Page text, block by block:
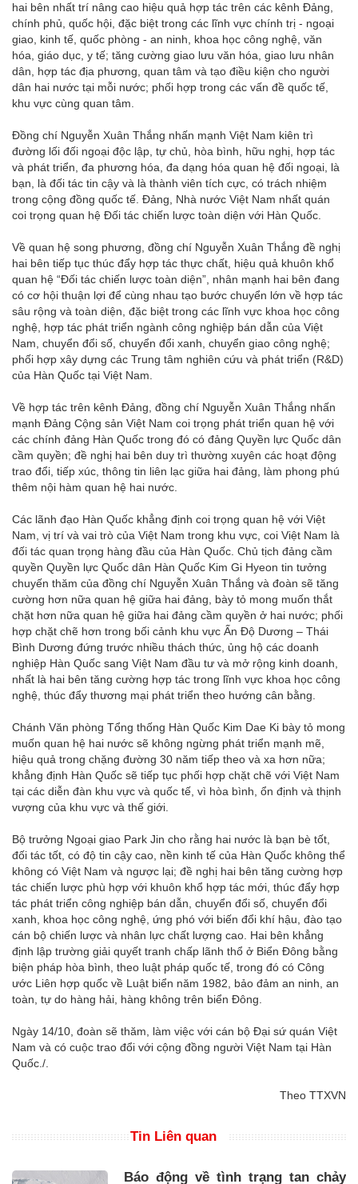
hai bên nhất trí nâng cao hiệu quả hợp tác trên các kênh Đảng,
chính phủ, quốc hội, đặc biệt trong các lĩnh vực chính trị - ngoại
giao, kinh tế, quốc phòng - an ninh, khoa học công nghệ, văn
hóa, giáo dục, y tế; tăng cường giao lưu văn hóa, giao lưu nhân
dân, hợp tác địa phương, quan tâm và tạo điều kiện cho người
dân hai nước tại mỗi nước; phối hợp trong các vấn đề quốc tế,
khu vực cùng quan tâm.
Đồng chí Nguyễn Xuân Thắng nhấn mạnh Việt Nam kiên trì
đường lối đối ngoại độc lập, tự chủ, hòa bình, hữu nghị, hợp tác
và phát triển, đa phương hóa, đa dạng hóa quan hệ đối ngoại, là
bạn, là đối tác tin cậy và là thành viên tích cực, có trách nhiệm
trong cộng đồng quốc tế. Đảng, Nhà nước Việt Nam nhất quán
coi trọng quan hệ Đối tác chiến lược toàn diện với Hàn Quốc.
Về quan hệ song phương, đồng chí Nguyễn Xuân Thắng đề nghị
hai bên tiếp tục thúc đẩy hợp tác thực chất, hiệu quả khuôn khổ
quan hệ “Đối tác chiến lược toàn diện”, nhân mạnh hai bên đang
có cơ hội thuận lợi để cùng nhau tạo bước chuyển lớn về hợp tác
sâu rộng và toàn diện, đặc biệt trong các lĩnh vực khoa học công
nghệ, hợp tác phát triển ngành công nghiệp bán dẫn của Việt
Nam, chuyển đổi số, chuyển đổi xanh, chuyển giao công nghệ;
phối hợp xây dựng các Trung tâm nghiên cứu và phát triển (R&D)
của Hàn Quốc tại Việt Nam.
Về hợp tác trên kênh Đảng, đồng chí Nguyễn Xuân Thắng nhấn
mạnh Đảng Cộng sản Việt Nam coi trọng phát triển quan hệ với
các chính đảng Hàn Quốc trong đó có đảng Quyền lực Quốc dân
cầm quyền; đề nghị hai bên duy trì thường xuyên các hoạt động
trao đổi, tiếp xúc, thông tin liên lạc giữa hai đảng, làm phong phú
thêm nội hàm quan hệ hai nước.
Các lãnh đạo Hàn Quốc khẳng định coi trọng quan hệ với Việt
Nam, vị trí và vai trò của Việt Nam trong khu vực, coi Việt Nam là
đối tác quan trọng hàng đầu của Hàn Quốc. Chủ tịch đảng cầm
quyền Quyền lực Quốc dân Hàn Quốc Kim Gi Hyeon tin tưởng
chuyến thăm của đồng chí Nguyễn Xuân Thắng và đoàn sẽ tăng
cường hơn nữa quan hệ giữa hai đảng, bày tỏ mong muốn thắt
chặt hơn nữa quan hệ giữa hai đảng cầm quyền ở hai nước; phối
hợp chặt chẽ hơn trong bối cảnh khu vực Ấn Độ Dương – Thái
Bình Dương đứng trước nhiều thách thức, ủng hộ các doanh
nghiệp Hàn Quốc sang Việt Nam đầu tư và mở rộng kinh doanh,
nhất là hai bên tăng cường hợp tác trong lĩnh vực khoa học công
nghệ, thúc đẩy thương mại phát triển theo hướng cân bằng.
Chánh Văn phòng Tổng thống Hàn Quốc Kim Dae Ki bày tỏ mong
muốn quan hệ hai nước sẽ không ngừng phát triển mạnh mẽ,
hiệu quả trong chặng đường 30 năm tiếp theo và xa hơn nữa;
khẳng định Hàn Quốc sẽ tiếp tục phối hợp chặt chẽ với Việt Nam
tại các diễn đàn khu vực và quốc tế, vì hòa bình, ổn định và thịnh
vượng của khu vực và thế giới.
Bộ trưởng Ngoại giao Park Jin cho rằng hai nước là bạn bè tốt,
đối tác tốt, có độ tin cậy cao, nền kinh tế của Hàn Quốc không thể
không có Việt Nam và ngược lại; đề nghị hai bên tăng cường hợp
tác chiến lược phù hợp với khuôn khổ hợp tác mới, thúc đẩy hợp
tác phát triển công nghiệp bán dẫn, chuyển đổi số, chuyển đổi
xanh, khoa học công nghệ, ứng phó với biến đổi khí hậu, đào tạo
cán bộ chiến lược và nhân lực chất lượng cao. Hai bên khẳng
định lập trường giải quyết tranh chấp lãnh thổ ở Biển Đông bằng
biện pháp hòa bình, theo luật pháp quốc tế, trong đó có Công
ước Liên hợp quốc về Luật biển năm 1982, bảo đảm an ninh, an
toàn, tự do hàng hải, hàng không trên biển Đông.
Ngày 14/10, đoàn sẽ thăm, làm việc với cán bộ Đại sứ quán Việt
Nam và có cuộc trao đổi với cộng đồng người Việt Nam tại Hàn
Quốc./.
Theo TTXVN
Tin Liên quan
Báo động về tình trạng tan chảy